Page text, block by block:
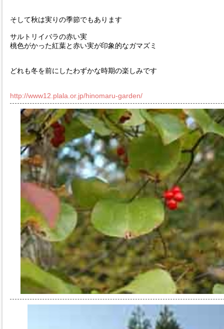
そして秋は実りの季節でもあります
サルトリイバラの赤い実
桃色がかった紅葉と赤い実が印象的なガマズミ
どれも冬を前にしたわずかな時期の楽しみです
http://www12.plala.or.jp/hinomaru-garden/